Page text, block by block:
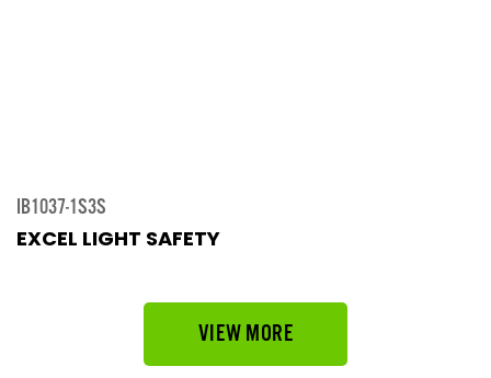
IB1037-1S3S
EXCEL LIGHT SAFETY
VIEW MORE